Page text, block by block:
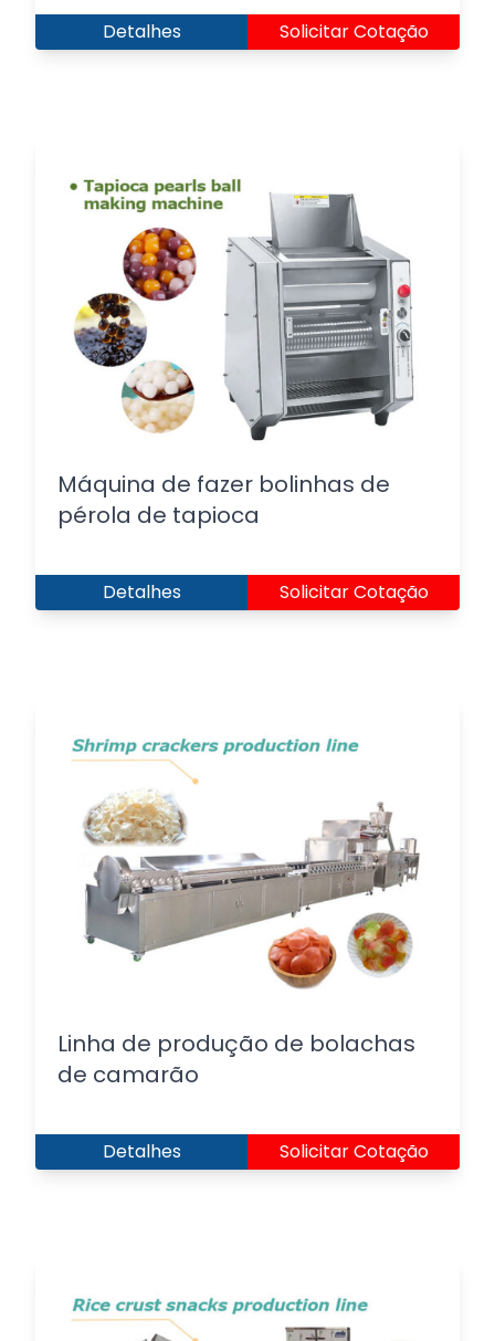
Detalhes Solicitar Cotação
Máquina de fazer bolinhas de
pérola de tapioca
Detalhes Solicitar Cotação
Linha de produção de bolachas
de camarão
Detalhes Solicitar Cotação